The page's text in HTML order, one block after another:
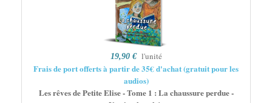
19,90 € l'unité
Frais de port offerts à partir de 35€ d'achat (gratuit pour les
audios)
Les rêves de Petite Elise - Tome 1 : La chaussure perdue -